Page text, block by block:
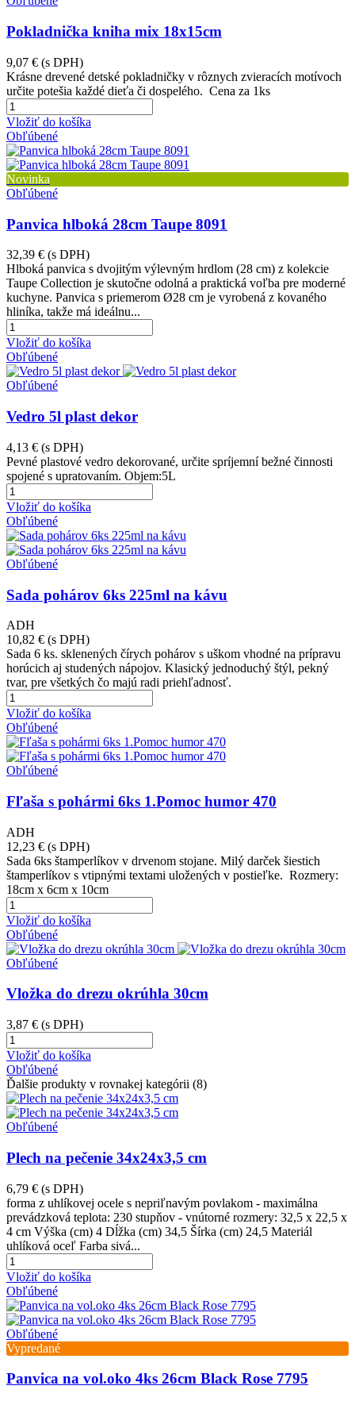
Pokladnička kniha mix 18x15cm
9,07 € (s DPH)
Krásne drevené detské pokladničky v rôznych zvieracích motívoch
určite potešia každé dieťa či dospelého. Cena za 1ks
Vložiť do košíka
Obľúbené
Novinka
Obľúbené
Panvica hlboká 28cm Taupe 8091
32,39 € (s DPH)
Hlboká panvica s dvojitým výlevným hrdlom (28 cm) z kolekcie
Taupe Collection je skutočne odolná a praktická voľba pre moderné
kuchyne. Panvica s priemerom Ø28 cm je vyrobená z kovaného
hliníka, takže má ideálnu...
Vložiť do košíka
Obľúbené
Obľúbené
Vedro 5l plast dekor
4,13 € (s DPH)
Pevné plastové vedro dekorované, určite spríjemní bežné činnosti
spojené s upratovaním. Objem:5L
Vložiť do košíka
Obľúbené
Obľúbené
Sada pohárov 6ks 225ml na kávu
ADH
10,82 € (s DPH)
Sada 6 ks. sklenených čírych pohárov s uškom vhodné na prípravu
horúcich aj studených nápojov. Klasický jednoduchý štýl, pekný
tvar, pre všetkých čo majú radi priehľadnosť.
Vložiť do košíka
Obľúbené
Obľúbené
Fľaša s pohármi 6ks 1.Pomoc humor 470
ADH
12,23 € (s DPH)
Sada 6ks štamperlíkov v drvenom stojane. Milý darček šiestich
štamperlíkov s vtipnými textami uložených v postieľke. Rozmery:
18cm x 6cm x 10cm
Vložiť do košíka
Obľúbené
Obľúbené
Vložka do drezu okrúhla 30cm
3,87 € (s DPH)
Vložiť do košíka
Obľúbené
Ďalšie produkty v rovnakej kategórii (8)
Obľúbené
Plech na pečenie 34x24x3,5 cm
6,79 € (s DPH)
forma z uhlíkovej ocele s nepriľnavým povlakom - maximálna
prevádzková teplota: 230 stupňov - vnútorné rozmery: 32,5 x 22,5 x
4 cm Výška (cm) 4 Dĺžka (cm) 34,5 Šírka (cm) 24,5 Materiál
uhlíková oceľ Farba sivá...
Vložiť do košíka
Obľúbené
Obľúbené
Vypredané
Panvica na vol.oko 4ks 26cm Black Rose 7795